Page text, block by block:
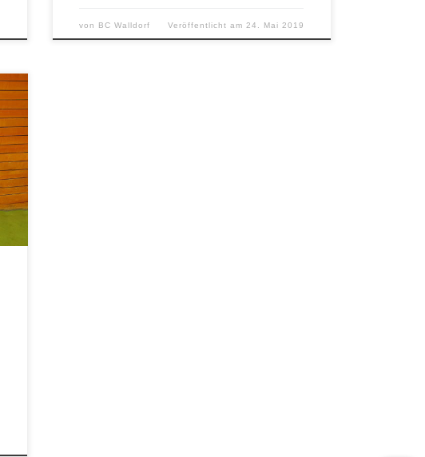
von BC Walldorf Veröffentlicht am 24. Mai 2019